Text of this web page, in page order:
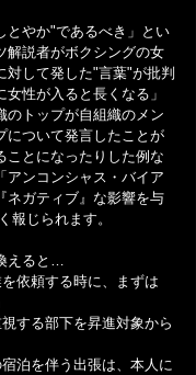
とやか"であるべき」とい
解説者がボクシングの女
対して発した"言葉"が批判
性が入ると長くなる」
のトップが自組織のメン
について発言したことが
ことになったりした例な
アンコンシャス・バイア
ネガティブ』な影響を与
報じられます。
えると…
依頼する時に、まずは
する部下を昇進対象から
泊を伴う出張は、本人に